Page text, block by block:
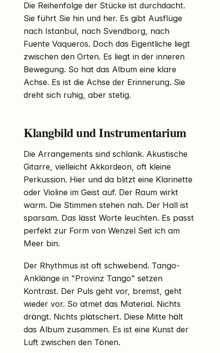
Die Reihenfolge der Stücke ist durchdacht.
Sie führt Sie hin und her. Es gibt Ausflüge
nach Istanbul, nach Svendborg, nach
Fuente Vaqueros. Doch das Eigentliche liegt
zwischen den Orten. Es liegt in der inneren
Bewegung. So hat das Album eine klare
Achse. Es ist die Achse der Erinnerung. Sie
dreht sich ruhig, aber stetig.
Klangbild und Instrumentarium
Die Arrangements sind schlank. Akustische
Gitarre, vielleicht Akkordeon, oft kleine
Perkussion. Hier und da blitzt eine Klarinette
oder Violine im Geist auf. Der Raum wirkt
warm. Die Stimmen stehen nah. Der Hall ist
sparsam. Das lässt Worte leuchten. Es passt
perfekt zur Form von Wenzel Seit ich am
Meer bin.
Der Rhythmus ist oft schwebend. Tango-
Anklänge in "Provinz Tango" setzen
Kontrast. Der Puls geht vor, bremst, geht
wieder vor. So atmet das Material. Nichts
drängt. Nichts plätschert. Diese Mitte hält
das Album zusammen. Es ist eine Kunst der
Luft zwischen den Tönen.